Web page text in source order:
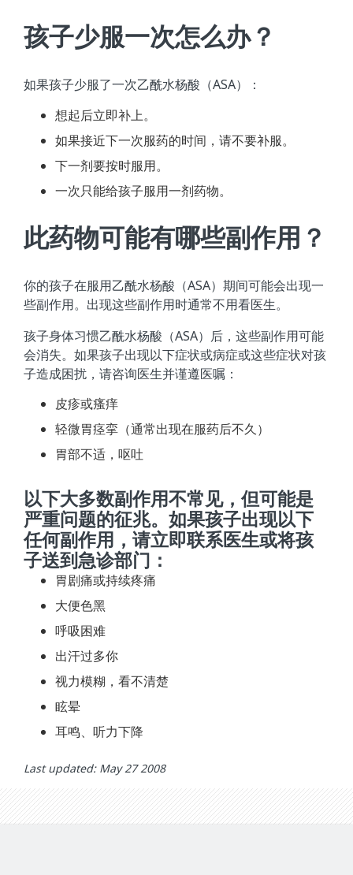
孩子少服一次怎么办？
如果孩子少服了一次乙酰水杨酸（ASA）：
想起后立即补上。
如果接近下一次服药的时间，请不要补服。
下一剂要按时服用。
一次只能给孩子服用一剂药物。
此药物可能有哪些副作用？
你的孩子在服用乙酰水杨酸（ASA）期间可能会出现一
些副作用。出现这些副作用时通常不用看医生。
孩子身体习惯乙酰水杨酸（ASA）后，这些副作用可能
会消失。如果孩子出现以下症状或病症或这些症状对孩
子造成困扰，请咨询医生并谨遵医嘱：
皮疹或瘙痒
轻微胃痉挛（通常出现在服药后不久）
胃部不适，呕吐
以下大多数副作用不常见，但可能是
严重问题的征兆。如果孩子出现以下
任何副作用，请立即联系医生或将孩
子送到急诊部门：
胃剧痛或持续疼痛
大便色黑
呼吸困难
出汗过多你
视力模糊，看不清楚
眩晕
耳鸣、听力下降
Last updated: May 27 2008